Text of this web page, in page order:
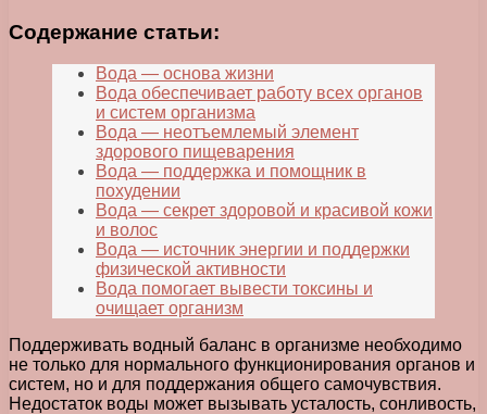
Содержание статьи:
Вода — основа жизни
Вода обеспечивает работу всех органов
и систем организма
Вода — неотъемлемый элемент
здорового пищеварения
Вода — поддержка и помощник в
похудении
Вода — секрет здоровой и красивой кожи
и волос
Вода — источник энергии и поддержки
физической активности
Вода помогает вывести токсины и
очищает организм
Поддерживать водный баланс в организме необходимо
не только для нормального функционирования органов и
систем, но и для поддержания общего самочувствия.
Недостаток воды может вызывать усталость, сонливость,